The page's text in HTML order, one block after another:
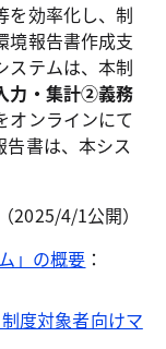
を効率化し、制
境報告書作成支
ステムは、本制
力・集計②義務
オンラインにて
告書は、本シス
（2025/4/1公開）
」の概要 ：
度対象者向けマ